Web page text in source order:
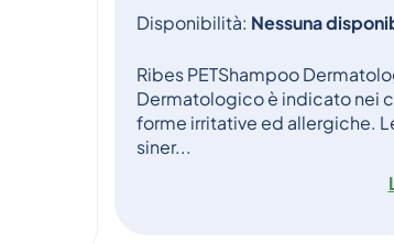
Disponibilità: Nessuna
Ribes PETShampoo
Dermatologico è indicato nei
forme irritative ed allergiche.
siner...